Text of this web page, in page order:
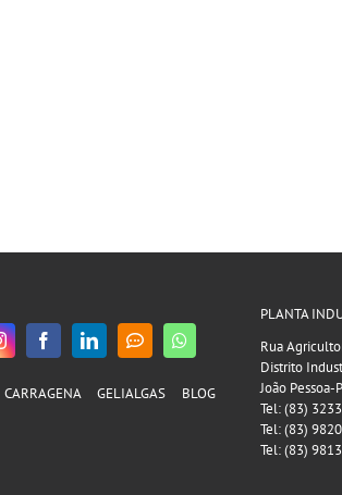
CARRAGENA GELIALGAS BLOG
PLANTA
Rua
Distrito
João Pessoa-
Tel: (83)
Tel: (83)
Tel: (83)